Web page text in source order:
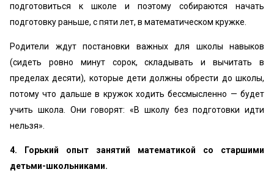
подготовиться к школе и поэтому собираются начать
подготовку раньше, с пяти лет, в математическом кружке.
Родители ждут постановки важных для школы навыков
(сидеть ровно минут сорок, складывать и вычитать в
пределах десяти), которые дети должны обрести до школы,
потому что дальше в кружок ходить бессмысленно — будет
учить школа. Они говорят: «‎В школу без подготовки идти
нельзя».
4. Горький опыт занятий математикой со старшими
детьми-школьниками.